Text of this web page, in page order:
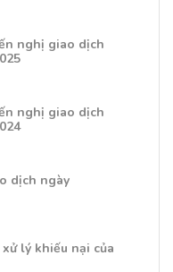
nghị giao dịch
nghị giao dịch
dịch ngày
lý khiếu nại của